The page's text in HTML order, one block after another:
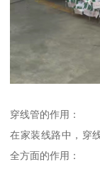
穿线管的作用：
在家装线路中，穿
全方面的作用：